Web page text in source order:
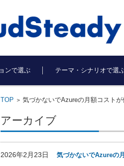
ンで選ぶ テーマ・シナリオで選
TOP > 気づかないでAzureの月額コスト
アーカイブ
2026年2月23日 気づかないでAzureの